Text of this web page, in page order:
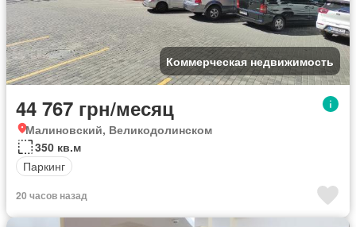
Коммерческая недвижимость
44 767 грн/месяц
Малиновский, Великодолинском
350 кв.м
Паркинг
20 часов назад